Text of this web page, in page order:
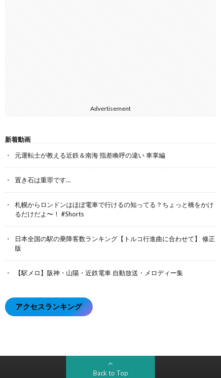
Advertisement
新着動画
元運転士が教える近鉄＆南海 指差喚呼の違い 車掌編
置き石は重罪です…
札幌からロンドンはほぼ電車で行けるの知ってる？ちょっと橋をかけ
るだけだよ〜！ #Shorts
日本全国の駅の乗降客数ランキング【トルコ行進曲に合わせて】 修正
版
【駅メロ】阪神・山陽・近鉄電車 自動放送・メロディー集
アクセスランキング
Back to Top